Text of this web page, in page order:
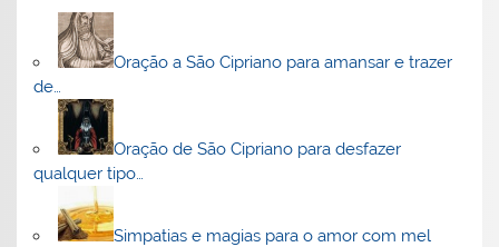
Oração a São Cipriano para amansar e trazer
de…
Oração de São Cipriano para desfazer
qualquer tipo…
Simpatias e magias para o amor com mel